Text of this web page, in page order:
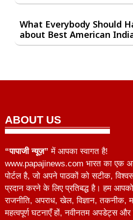
What Everybody Should
about Best American
ABOUT US
“पापाजी न्यूज़” में आपका स्वागत है!
www.papajinews.com भारत का एक
पोर्टल है, जो अपने पाठकों को सटीक,
प्रदान करने के लिए प्रतिबद्ध है। हम आपको
राजनीति, अपराध, खेल, विज्ञान, तकनीक,
महत्वपूर्ण घटनाएँ हों, नवीनतम अपडेट्स और